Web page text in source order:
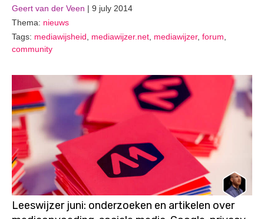
Geert van der Veen | 9 july 2014
Thema: nieuws
Tags: mediawijsheid mediawijzer.net mediawijzer, forum
community
Leeswijzer juni: onderzoeken en artikelen over